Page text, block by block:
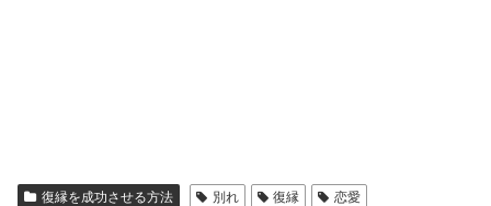
復縁を成功させる方法 別れ 復縁 恋愛